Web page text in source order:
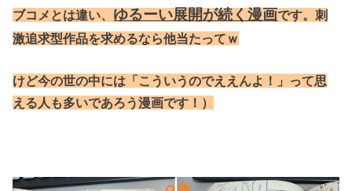
ブコメとは違い、 ゆるーい展開が続く漫画です。刺
激追求型作品を求めるなら他当たってｗ
けど今の世の中には 「こういうのでええんよ！」って思
える人も多いであろう漫画です！）